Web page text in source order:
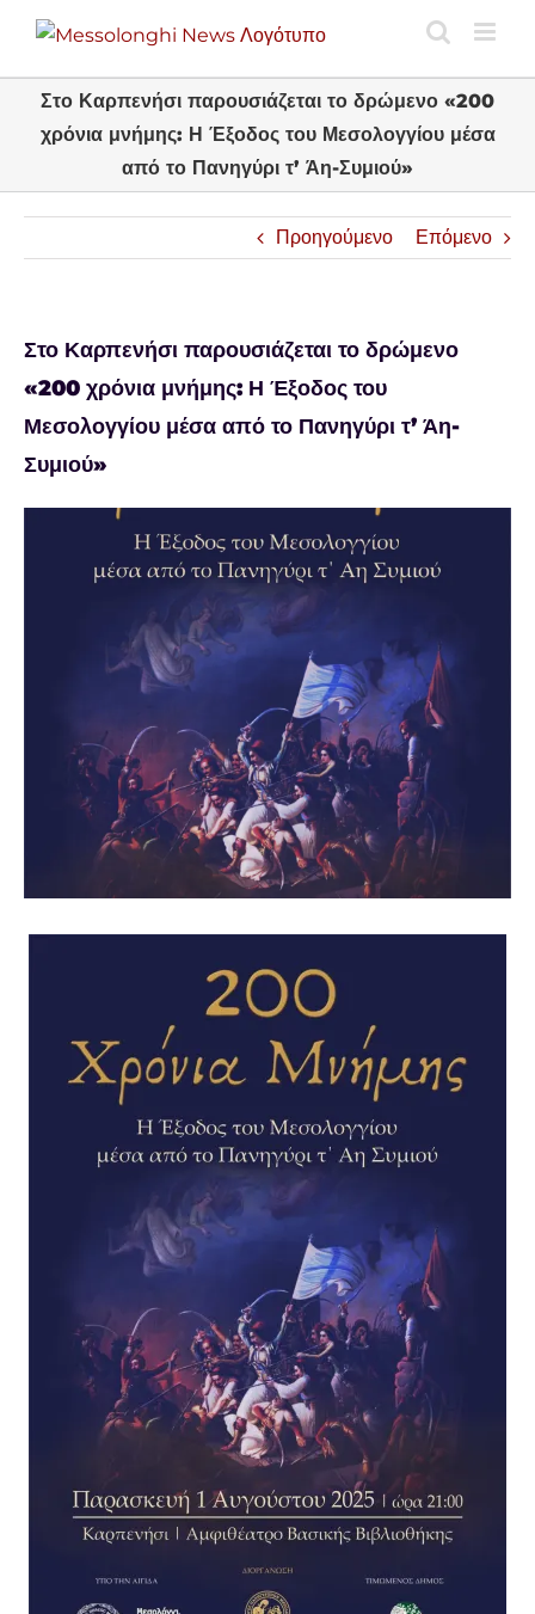
Στο Καρπενήσι παρουσιάζεται το δρώμενο «200
χρόνια μνήμης: Η Έξοδος του Μεσολογγίου μέσα
από το Πανηγύρι τ’ Άη-Συμιού»
Προηγούμενο Επόμενο
Στο Καρπενήσι παρουσιάζεται το δρώμενο
«200 χρόνια μνήμης: Η Έξοδος του
Μεσολογγίου μέσα από το Πανηγύρι τ’ Άη-
Συμιού»
μεγαλύτερης